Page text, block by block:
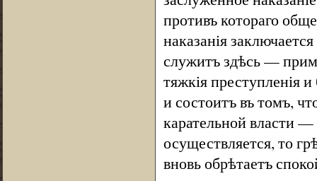
противъ котораго
наказанія
служитъ здѣсь —
тяжкія преступленія
и состоитъ въ томъ,
карательной власти —
осуществляется, то
вновь обрѣтаетъ